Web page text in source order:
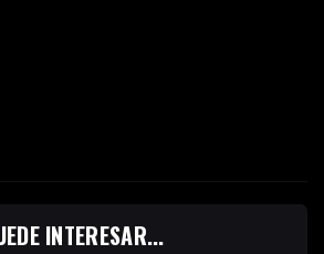
INTERESAR...